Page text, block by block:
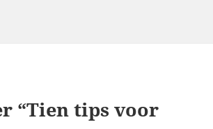
“Tien tips voor